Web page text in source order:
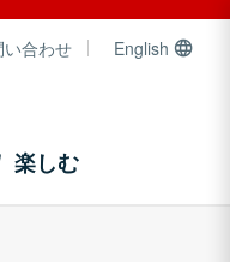
い合わせ English
楽しむ